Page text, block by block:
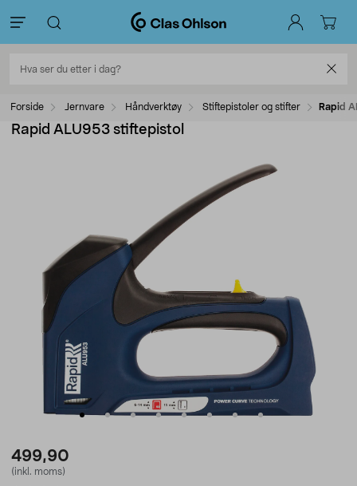
Forside Jernvare Håndverktøy Stiftepistoler og stifter Rapid
Rapid ALU953 stiftepistol
499,90
(inkl. moms)